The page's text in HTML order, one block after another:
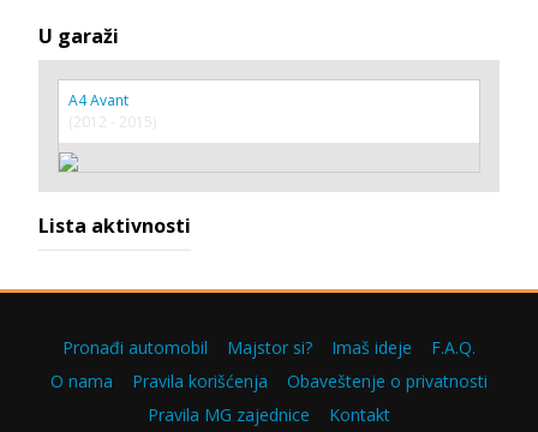
U garaži
A4 Avant
(2012 - 2015)
Lista aktivnosti
Pronađi automobil Majstor si? Imaš ideje
F.A.Q.
O nama
Pravila korišćenja
Obaveštenje o privatnosti
Pravila MG zajednice
Kontakt